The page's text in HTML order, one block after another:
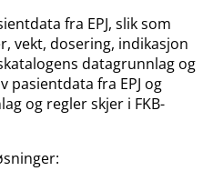
fra EPJ, slik som
vekt, dosering, indikasjon
datagrunnlag og
pasientdata fra EPJ og
og regler skjer i FKB-